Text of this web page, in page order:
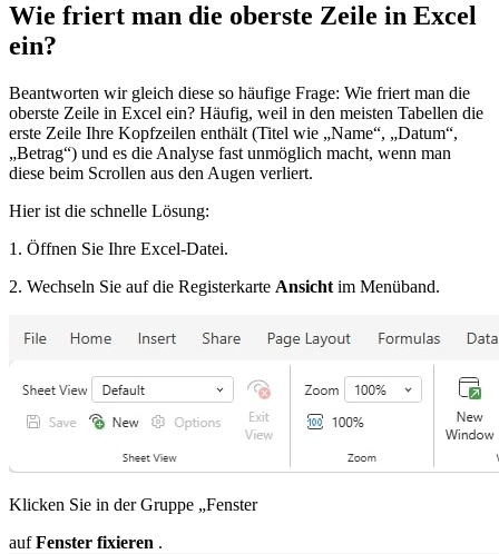
Wie friert man die oberste Zeile in Excel
ein?
Beantworten wir gleich diese so häufige Frage: Wie friert man die
oberste Zeile in Excel ein? Häufig, weil in den meisten Tabellen die
erste Zeile Ihre Kopfzeilen enthält (Titel wie „Name“, „Datum“,
„Betrag“) und es die Analyse fast unmöglich macht, wenn man
diese beim Scrollen aus den Augen verliert.
Hier ist die schnelle Lösung:
1. Öffnen Sie Ihre Excel-Datei.
2. Wechseln Sie auf die Registerkarte Ansicht im Menüband.
Klicken Sie in der Gruppe „Fenster
aufFenster fixieren .